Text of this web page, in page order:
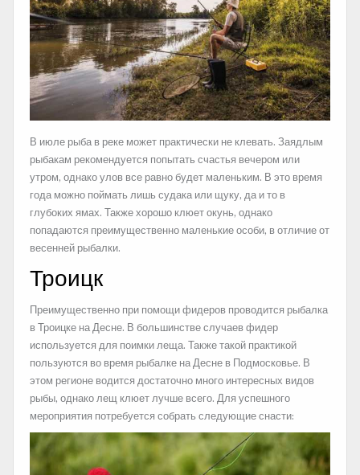
В июле рыба в реке может практически не клевать. Заядлым
рыбакам рекомендуется попытать счастья вечером или
утром, однако улов все равно будет маленьким. В это время
года можно поймать лишь судака или щуку, да и то в
глубоких ямах. Также хорошо клюет окунь, однако
попадаются преимущественно маленькие особи, в отличие от
весенней рыбалки.
Троицк
Преимущественно при помощи фидеров проводится рыбалка
в Троицке на Десне. В большинстве случаев фидер
используется для поимки леща. Также такой практикой
пользуются во время рыбалке на Десне в Подмосковье. В
этом регионе водится достаточно много интересных видов
рыбы, однако лещ клюет лучше всего. Для успешного
мероприятия потребуется собрать следующие снасти: